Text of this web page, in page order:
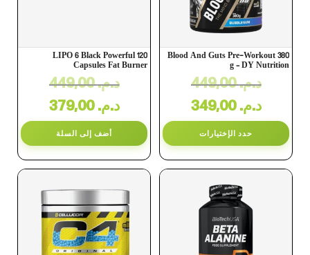
LIPO 6 Black Powerful 120
Capsules Fat Burner
د.م.449,00
د.م. 379,00
أضف إلى السلة
Blood And Guts Pre-Workout 380
g – DY Nutrition
د.م.449,00
د.م. 349,00
حدد الإختيارات